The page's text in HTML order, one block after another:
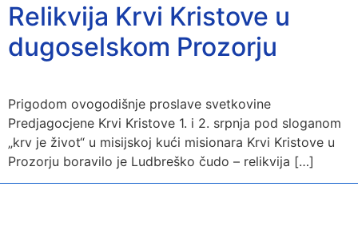
Relikvija Krvi Kristove u
dugoselskom Prozorju
Prigodom ovogodišnje proslave svetkovine
Predjagocjene Krvi Kristove 1. i 2. srpnja pod sloganom
„krv je život“ u misijskoj kući misionara Krvi Kristove u
Prozorju boravilo je Ludbreško čudo – relikvija […]